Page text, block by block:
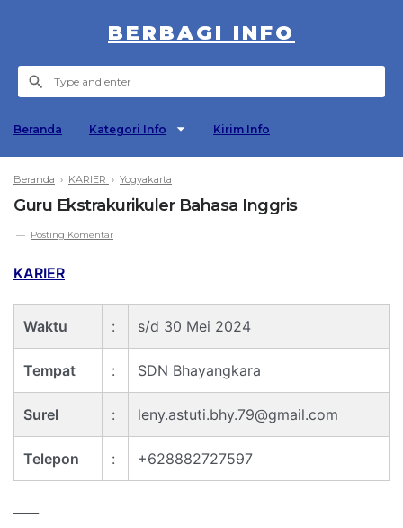
BERBAGI INFO
Beranda Kategori Info Kirim Info
Beranda › KARIER › Yogyakarta
Guru Ekstrakurikuler Bahasa Inggris
Posting Komentar
KARIER
Waktu : s/d 30 Mei 2024
Tempat : SDN Bhayangkara
Surel : leny.astuti.bhy.79@gmail.com
Telepon : +628882727597